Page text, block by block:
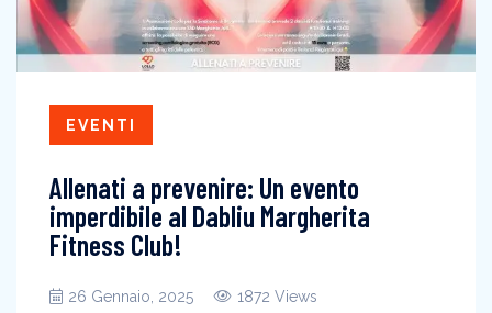
EVENTI
Allenati a prevenire: Un evento
imperdibile al Dabliu Margherita
Fitness Club!
26 Gennaio, 2025 1872 Views